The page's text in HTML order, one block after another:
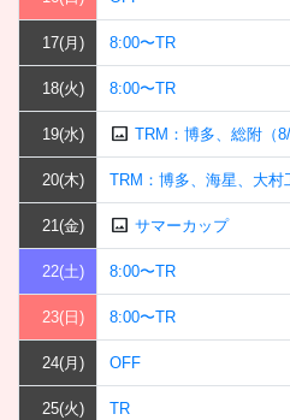
17(月) 8:00〜TR
18(火) 8:00〜TR
19(水) image TRM：博多、総附（
20(木) TRM：博多、海星、大村
21(金) image サマーカップ
22(土) 8:00〜TR
23(日) 8:00〜TR
24(月) OFF
25(火) TR